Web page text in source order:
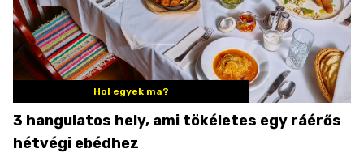
Hol egyek ma?
3 hangulatos hely, ami tökéletes egy ráérős
hétvégi ebédhez